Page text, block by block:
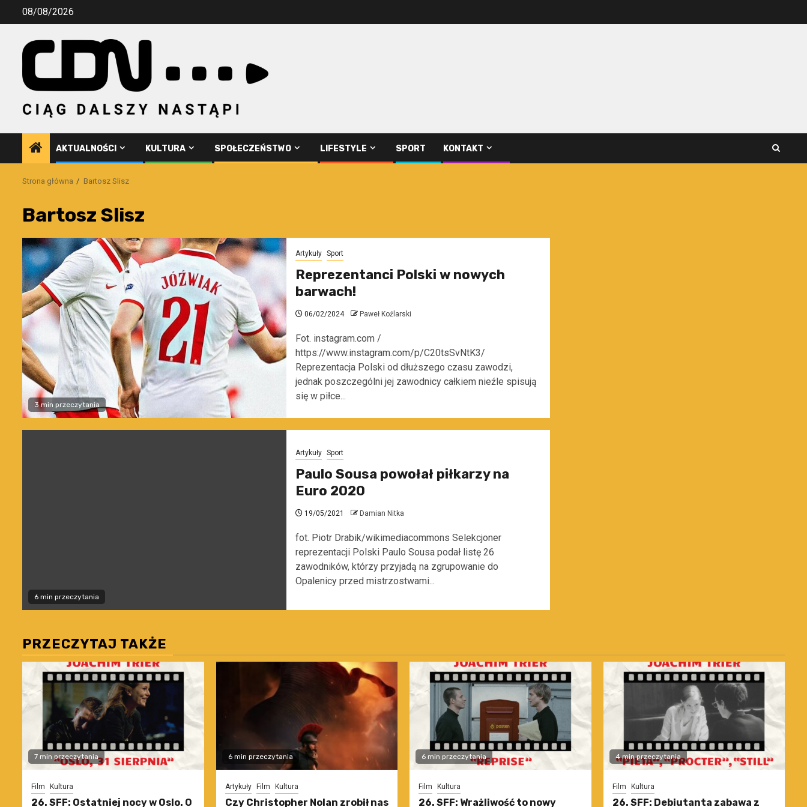
Przejdź08/08/2026
AKTUALNOŚCI KULTURA SPOŁECZEŃSTWO LIFESTYLE SPORT KONTAKT
Strona główna Bartosz Slisz
Bartosz Slisz
3 min przeczytania
Artykuły Sport
Reprezentanci Polski w nowych
barwach!
06/02/2024 Paweł Koźlarski
Fot. instagram.com /
https://www.instagram.com/p/C20tsSvNtK3/
Reprezentacja Polski od dłuższego czasu zawodzi,
jednak poszczególni jej zawodnicy całkiem nieźle spisują
się w piłce...
6 min przeczytania
Artykuły Sport
Paulo Sousa powołał piłkarzy na
Euro 2020
19/05/2021 Damian Nitka
fot. Piotr Drabik/wikimediacommons Selekcjoner
reprezentacji Polski Paulo Sousa podał listę 26
zawodników, którzy przyjadą na zgrupowanie do
Opalenicy przed mistrzostwami...
PRZECZYTAJ TAKŻE
7 min przeczytania
Film Kultura
26. SFF: Ostatniej nocy w Oslo. O
6 min przeczytania
Artykuły Film Kultura
Czy Christopher Nolan zrobił nas
6 min przeczytania
Film Kultura
26. SFF: Wrażliwość to nowy
4 min przeczytania
Film Kultura
26. SFF: Debiutanta zabawa z